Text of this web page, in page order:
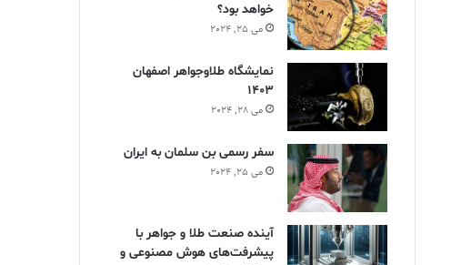
خواهد بود؟
می 25, 2024
نمایشگاه طلاوجواهر اصفهان
1403
می 28, 2024
سفر رسمی بن سلمان به ایران
می 25, 2024
آینده صنعت طلا و جواهر با
پیشرفت‌های هوش مصنوعی و